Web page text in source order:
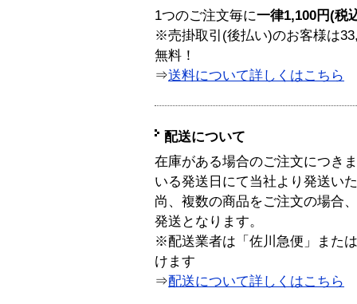
1つのご注文毎に一律1,100円(税
※売掛取引(後払い)のお客様は
無料！
⇒送料について詳しくはこちら
配送について
在庫がある場合のご注文につき
いる発送日にて当社より発送い
尚、複数の商品をご注文の場合
発送となります。
※配送業者は「佐川急便」また
けます
⇒配送について詳しくはこちら